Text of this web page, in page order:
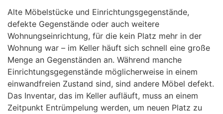
Alte Möbelstücke und Einrichtungsgegenstände,
defekte Gegenstände oder auch weitere
Wohnungseinrichtung, für die kein Platz mehr in der
Wohnung war – im Keller häuft sich schnell eine große
Menge an Gegenständen an. Während manche
Einrichtungsgegenstände möglicherweise in einem
einwandfreien Zustand sind, sind andere Möbel defekt.
Das Inventar, das im Keller aufläuft, muss an einem
Zeitpunkt Entrümpelung werden, um neuen Platz zu